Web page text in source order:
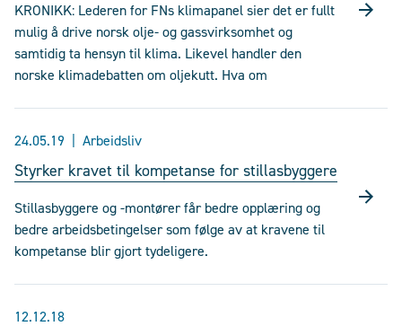
KRONIKK: Lederen for FNs klimapanel sier det er fullt
mulig å drive norsk olje- og gassvirksomhet og
samtidig ta hensyn til klima. Likevel handler den
norske klimadebatten om oljekutt. Hva om
24.05.19 Arbeidsliv
Styrker kravet til kompetanse for stillasbyggere
Stillasbyggere og -montører får bedre opplæring og
bedre arbeidsbetingelser som følge av at kravene til
kompetanse blir gjort tydeligere.
12.12.18